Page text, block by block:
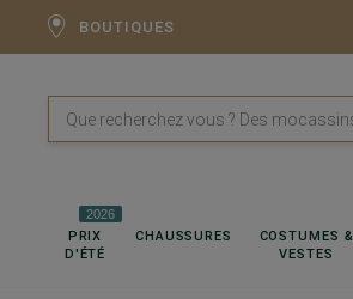
BOUTIQUES
PRIX
D'ÉTÉ
2026
CHAUSSURES
COSTUMES &
VESTES